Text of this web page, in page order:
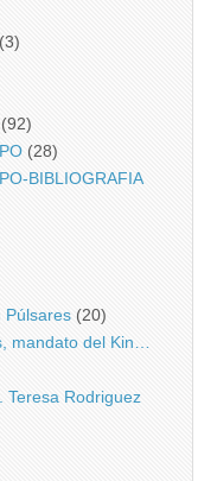
(3)
(92)
(28)
BIBLIOGRAFIA
Púlsares (20)
mandato del Kin…
Teresa Rodriguez